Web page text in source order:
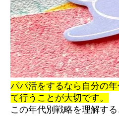
パパ活をするなら自分の
て行うことが大切 です。
この年代別戦略を理解す